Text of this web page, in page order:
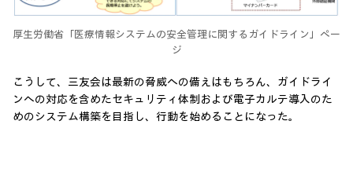
厚生労働省「医療情報システムの安全管理に関するガイドライン」ペー
ジ
こうして、三友会は最新の脅威への備えはもちろん、ガイドライ
ンへの対応を含めたセキュリティ体制および電子カルテ導入のた
めのシステム構築を目指し、行動を始めることになった。